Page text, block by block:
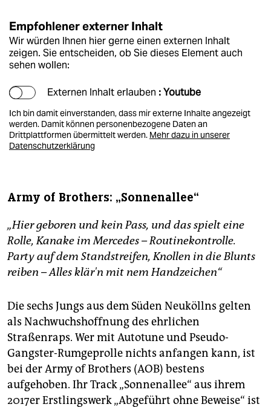
Empfohlener externer Inhalt
Wir würden Ihnen hier gerne einen externen Inhalt
zeigen. Sie entscheiden, ob Sie dieses Element auch
sehen wollen:
Externen Inhalt erlauben : Youtube
Ich bin damit einverstanden, dass mir externe Inhalte angezeigt
werden. Damit können personenbezogene Daten an
Drittplattformen übermittelt werden. Mehr dazu in unserer
Datenschutzerklärung
Army of Brothers: „Sonnenallee“
„Hier geboren und kein Pass, und das spielt eine
Rolle, Kanake im Mercedes – Routinekontrolle.
Party auf dem Standstreifen, Knollen in die Blunts
reiben – Alles klär'n mit nem Handzeichen“
Die sechs Jungs aus dem Süden Neuköllns gelten
als Nachwuchshoffnung des ehrlichen
Straßenraps. Wer mit Autotune und Pseudo-
Gangster-Rumgeprolle nichts anfangen kann, ist
bei der Army of Brothers (AOB) bestens
aufgehoben. Ihr Track „Sonnenallee“ aus ihrem
2017er Erstlingswerk „Abgeführt ohne Beweise“ ist